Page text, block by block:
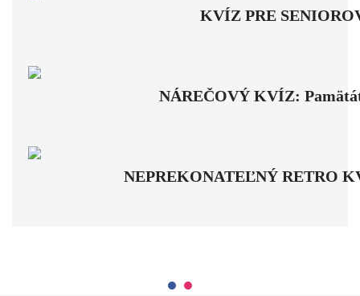
KVÍZ PRE
NÁREČOVÝ KVÍZ:
NEPREKONATEĽNÝ RETRO